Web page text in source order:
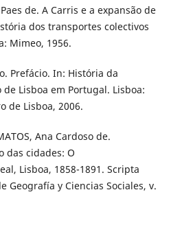
de. A Carris e a expansão de
dos transportes colectivos
Mimeo, 1956.
Prefácio. In: História da
Lisboa em Portugal. Lisboa:
de Lisboa, 2006.
Ana Cardoso de.
das cidades: O
Lisboa, 1858-1891. Scripta
Geografía y Ciencias Sociales, v.